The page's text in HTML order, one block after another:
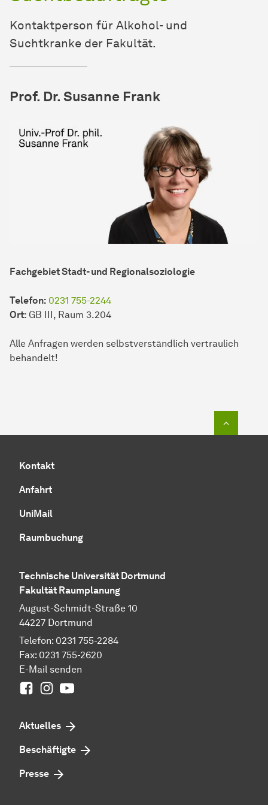
Kontaktperson für Alkohol- und
Suchtkranke der Fakultät.
Prof. Dr. Susanne Frank
Fachgebiet Stadt- und Regional­soziologie
Telefon: 0231 755-2244
Ort: GB III, Raum 3.204
Alle Anfragen werden selbstverständlich vertraulich
behandelt!
Kontakt
Anfahrt
UniMail
Raumbuchung
Technische Universität Dortmund
Fakultät Raumplanung
August-Schmidt-Straße 10
44227 Dortmund
Telefon: 0231 755-2284
Fax: 0231 755-2620
E-Mail senden
FacebookInstagram
Youtube
Aktuelles
Beschäftigte
Presse